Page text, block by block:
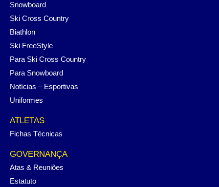
Snowboard
Ski Cross Country
Biathlon
Ski FreeStyle
Para Ski Cross Country
Para Snowboard
Notícias – Esportivas
Uniformes
ATLETAS
Fichas Técnicas
GOVERNANÇA
Atas & Reuniões
Estatuto